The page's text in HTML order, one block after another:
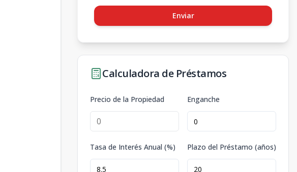
Enviar
Calculadora de Préstamos
Precio de la Propiedad Enganche
Tasa de Interés Anual (%) Plazo del Préstamo (años)